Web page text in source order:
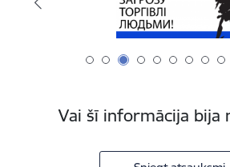
Vai šī informācija bija